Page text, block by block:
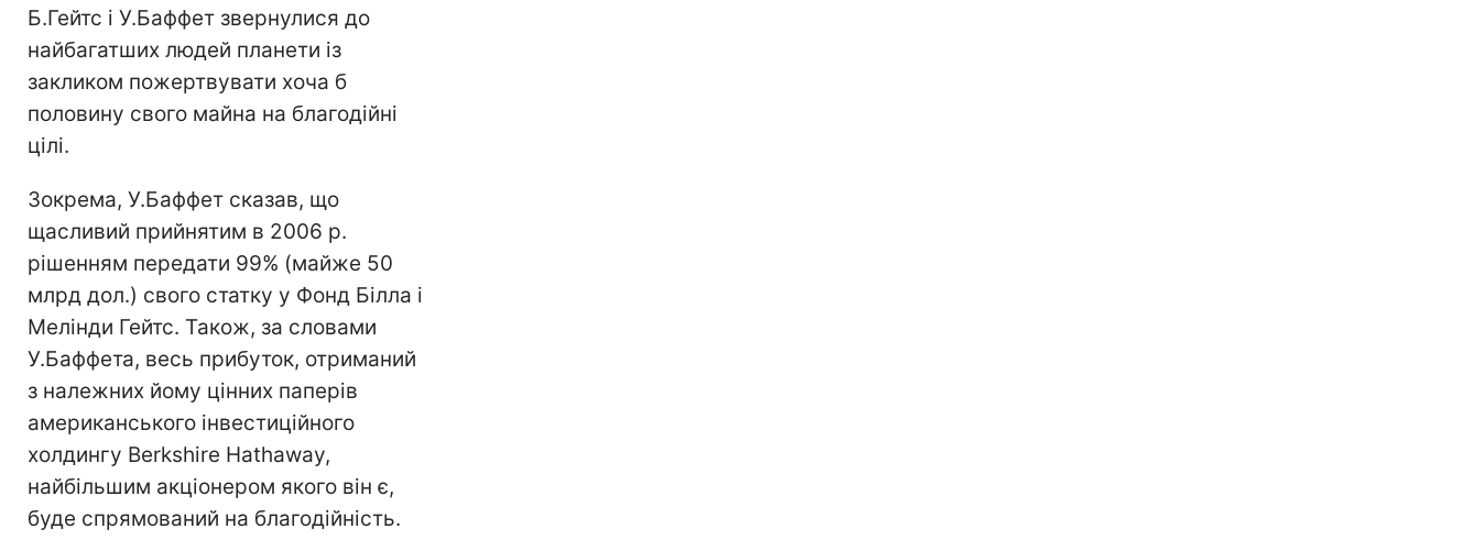
Б.Гейтс і У.Баффет звернулися до
найбагатших людей планети із
закликом пожертвувати хоча б
половину свого майна на благодійні
цілі.
Зокрема, У.Баффет сказав, що
щасливий прийнятим в 2006 р.
рішенням передати 99% (майже 50
млрд дол.) свого статку у Фонд Білла і
Мелінди Гейтс. Також, за словами
У.Баффета, весь прибуток, отриманий
з належних йому цінних паперів
американського інвестиційного
холдингу Berkshire Hathawaу,
найбільшим акціонером якого він є,
буде спрямований на благодійність.